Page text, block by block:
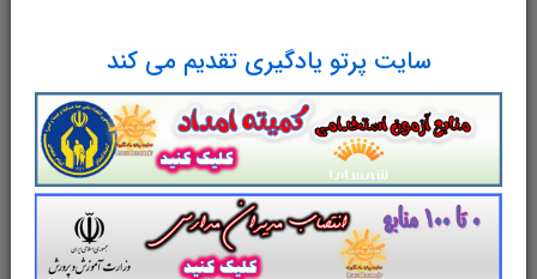
سایت پرتو یادگیری تقدیم می کند
3. حسابداری و حسابرسی دولتی و بخش
عمومی
:(260 سوال تستی و 25 سوال
تشریحی با پاسخ در 60 صفحه pdf)
4. بودجه،قانون محاسبات عمومیوقانون
مناقصات
:(120 تست در 22 صفحه
70
تست در 19 صفحه
+ 41 تست در